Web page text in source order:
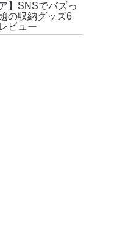
】SNSでバズっ
の収納グッズ6
ビュー